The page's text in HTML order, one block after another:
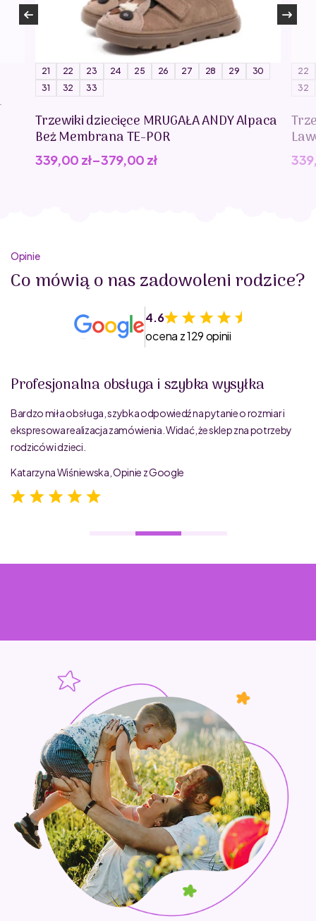
21 22 23 24 25 26 27 28 29
30
31
32 33
Trzewiki dziecięce MRUGAŁA ANDY Alpaca
Beż Membrana TE-POR
339,00 zł–379,00 zł
22
32
Opinie
Co mówią o nas zadowoleni rodzice?
4.6
ocena z 129 opinii
Profesjonalna obsługa i szybka wysyłka
Bardzo miła obsługa, szybka odpowiedź na pytanie o rozmiar i
ekspresowa realizacja zamówienia. Widać, że sklep zna potrzeby
rodziców i dzieci.
Katarzyna Wiśniewska, Opinie z Google